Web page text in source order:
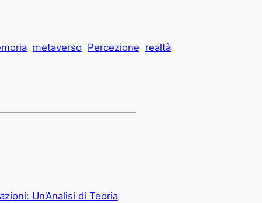
metaverso Percezione realtà
Un’Analisi di Teoria